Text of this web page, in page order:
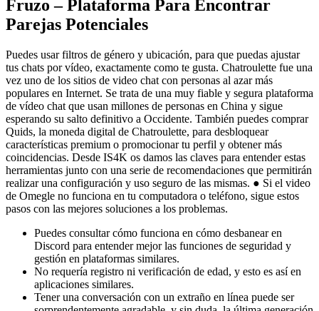
Fruzo – Plataforma Para Encontrar
Parejas Potenciales
Puedes usar filtros de género y ubicación, para que puedas ajustar
tus chats por vídeo, exactamente como te gusta. Chatroulette fue una
vez uno de los sitios de video chat con personas al azar más
populares en Internet. Se trata de una muy fiable y segura plataforma
de vídeo chat que usan millones de personas en China y sigue
esperando su salto definitivo a Occidente. También puedes comprar
Quids, la moneda digital de Chatroulette, para desbloquear
características premium o promocionar tu perfil y obtener más
coincidencias. Desde IS4K os damos las claves para entender estas
herramientas junto con una serie de recomendaciones que permitirán
realizar una configuración y uso seguro de las mismas. ● Si el video
de Omegle no funciona en tu computadora o teléfono, sigue estos
pasos con las mejores soluciones a los problemas.
Puedes consultar cómo funciona en cómo desbanear en
Discord para entender mejor las funciones de seguridad y
gestión en plataformas similares.
No requería registro ni verificación de edad, y esto es así en
aplicaciones similares.
Tener una conversación con un extraño en línea puede ser